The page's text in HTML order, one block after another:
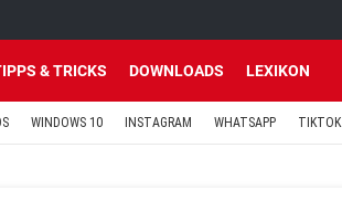
& TRICKS DOWNLOADS LEXIKON
WINDOWS 10 INSTAGRAM WHATSAPP TIKTOK